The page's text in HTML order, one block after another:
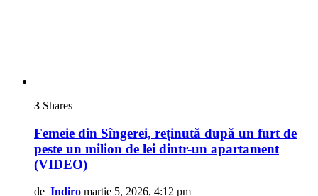
3 Shares
Femeie din Sîngerei, reținută după un furt de
peste un milion de lei dintr-un apartament
(VIDEO)
de Indiro martie 5, 2026, 4:12 pm